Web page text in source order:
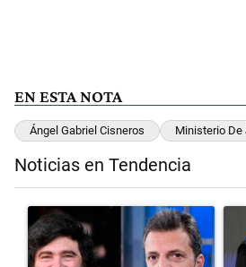
EN ESTA NOTA
Ángel Gabriel Cisneros Ministerio
Noticias en Tendencia
Un artículo de tendencia con el títuloUn